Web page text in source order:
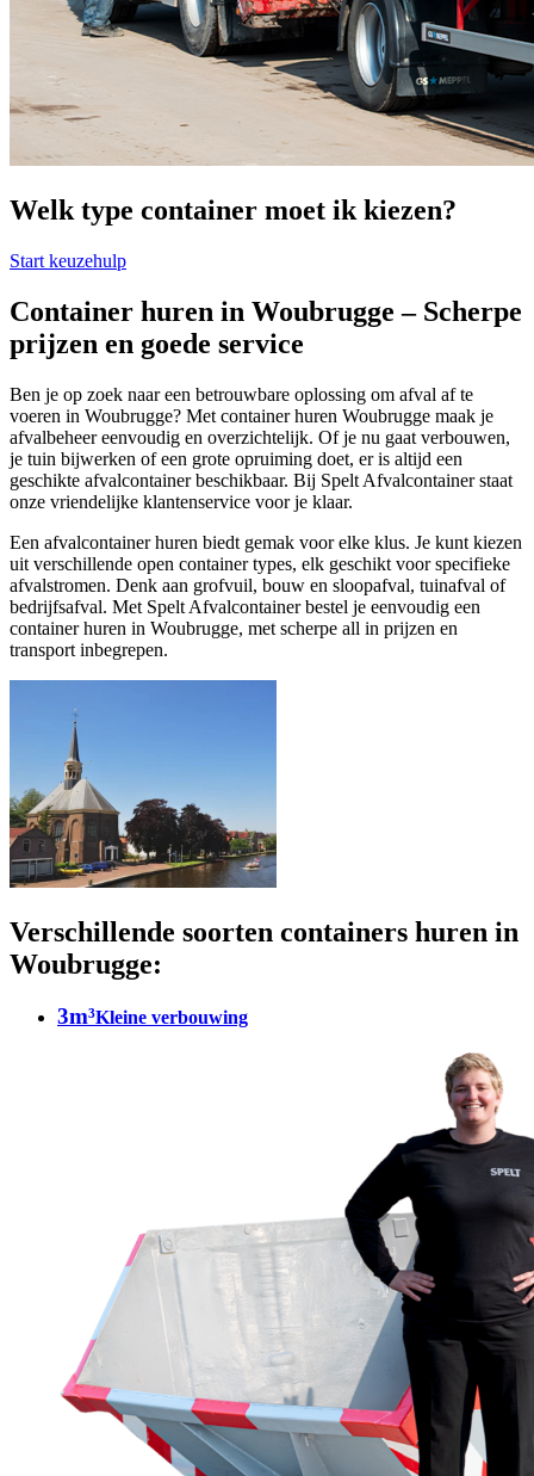
Welk type container moet ik kiezen?
Start keuzehulp
Container huren in Woubrugge – Scherpe
prijzen en goede service
Ben je op zoek naar een betrouwbare oplossing om afval af te
voeren in Woubrugge? Met container huren Woubrugge maak je
afvalbeheer eenvoudig en overzichtelijk. Of je nu gaat verbouwen,
je tuin bijwerken of een grote opruiming doet, er is altijd een
geschikte afvalcontainer beschikbaar. Bij Spelt Afvalcontainer staat
onze vriendelijke klantenservice voor je klaar.
Een afvalcontainer huren biedt gemak voor elke klus. Je kunt kiezen
uit verschillende open container types, elk geschikt voor specifieke
afvalstromen. Denk aan grofvuil, bouw en sloopafval, tuinafval of
bedrijfsafval. Met Spelt Afvalcontainer bestel je eenvoudig een
container huren in Woubrugge, met scherpe all in prijzen en
transport inbegrepen.
Verschillende soorten containers huren in
Woubrugge:
3m³Kleine verbouwing